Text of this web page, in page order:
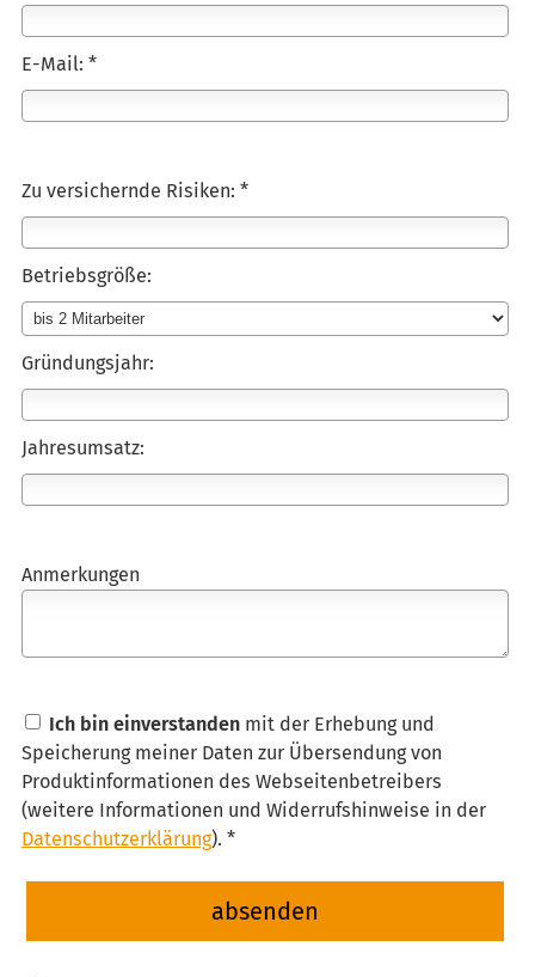
E-Mail: *
Zu ver­sichernde Risiken: *
Betriebsgröße:
Gründungsjahr:
Jahresumsatz:
Anmerkungen
Ich bin einverstanden mit der Erhebung und
Speicherung meiner Daten zur Übersendung von
Produktinformationen des Webseitenbetreibers
(weitere Informationen und Widerrufshinweise in der
Datenschutzerklärung). *
absenden